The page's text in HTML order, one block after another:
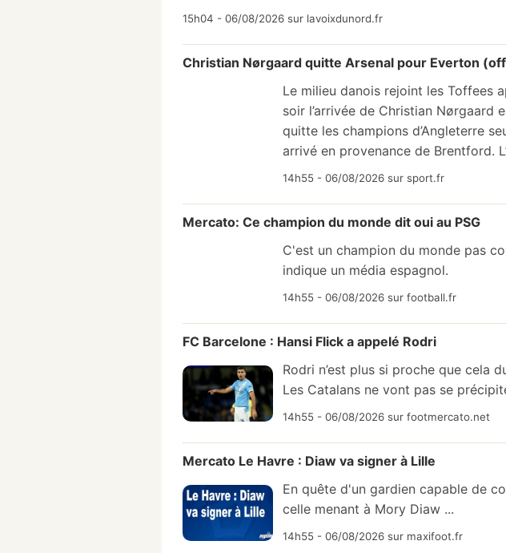
15h04 - 06/08/2026 sur lavoixdunord.fr
Christian Nørgaard quitte Arsenal pour Everton
Le milieu danois rejoint les Toffees
soir l’arrivée de Christian Nørgaard
quitte les champions d’Angleterre
arrivé en provenance de Brentford.
14h55 - 06/08/2026 sur sport.fr
Mercato: Ce champion du monde dit oui au PSG
C'est un champion du monde pas
indique un média espagnol.
14h55 - 06/08/2026 sur football.fr
FC Barcelone : Hansi Flick a appelé Rodri
Rodri n’est plus si proche que cela
Les Catalans ne vont pas se
14h55 - 06/08/2026 sur footmercato.net
Mercato Le Havre : Diaw va signer à Lille
En quête d'un gardien capable de
celle menant à Mory Diaw ...
14h55 - 06/08/2026 sur maxifoot.fr